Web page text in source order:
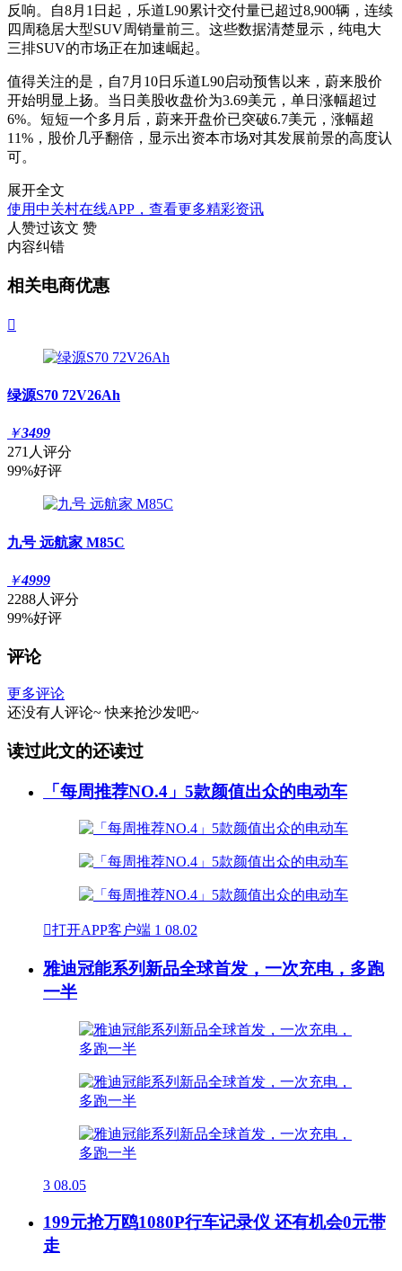
反响。自8月1日起，乐道L90累计交付量已超过8,900辆，连续
四周稳居大型SUV周销量前三。这些数据清楚显示，纯电大
三排SUV的市场正在加速崛起。
值得关注的是，自7月10日乐道L90启动预售以来，蔚来股价
开始明显上扬。当日美股收盘价为3.69美元，单日涨幅超过
6%。短短一个多月后，蔚来开盘价已突破6.7美元，涨幅超
11%，股价几乎翻倍，显示出资本市场对其发展前景的高度认
可。
展开全文
使用中关村在线APP，查看更多精彩资讯
人赞过该文 赞
内容纠错
相关电商优惠

绿源S70 72V26Ah
￥3499
271人评分
99%好评
九号 远航家 M85C
￥4999
2288人评分
99%好评
评论
更多评论
还没有人评论~ 快来抢沙发吧~
读过此文的还读过
「每周推荐NO.4」5款颜值出众的电动车
打开APP客户端 1 08.02
雅迪冠能系列新品全球首发，一次充电，多跑
一半
3 08.05
199元抢万鸥1080P行车记录仪 还有机会0元带
走